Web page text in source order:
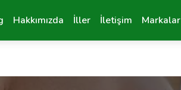
Hakkımızda İller İletişim Markalar